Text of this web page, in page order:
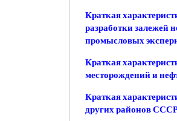
Краткая
разработки залежей
промысловых
Краткая
месторождений и
Краткая
других районов